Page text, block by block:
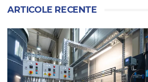
ARTICOLE RECENTE